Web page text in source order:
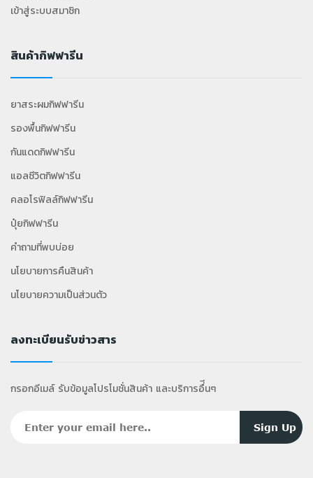
เข้าสู่ระบบสมาชิก
สินค้ากิฟฟารีน
ยาสระผมกิฟฟารีน
รองพื้นกิฟฟารีน
กันแดดกิฟฟารีน
แอลซีวิตกิฟฟารีน
คลอโรฟิลล์กิฟฟารีน
ปุ๋ยกิฟฟารีน
คำถามที่พบบ่อย
นโยบายการคืนสินค้า
นโยบายความเป็นส่วนตัว
ลงทะเบียนรับข่าวสาร
กรอกอีเมล์ รับข้อมูลโปรโมชั่นสินค้า และบริการอื่ีนๆ